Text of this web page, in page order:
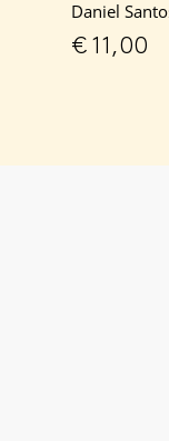
Daniel
€11,00